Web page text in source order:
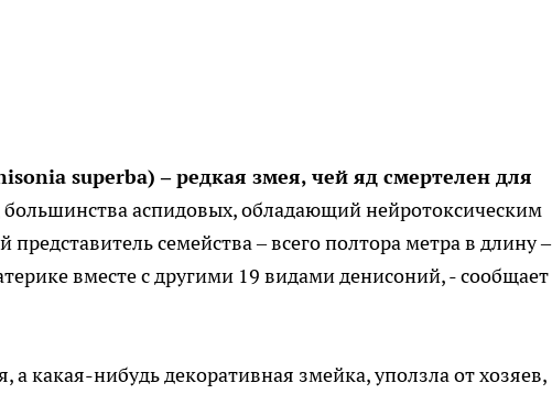
superba) – редкая змея, чей яд смертелен для
большинства аспидовых, обладающий нейротоксическим
семейства – всего полтора метра в длину –
вместе с другими 19 видами денисоний, - сообщает
а какая-нибудь декоративная змейка, уползла от хозяев,